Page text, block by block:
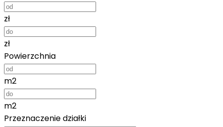
zł
zł
Powierzchnia
m2
m2
Przeznaczenie działki